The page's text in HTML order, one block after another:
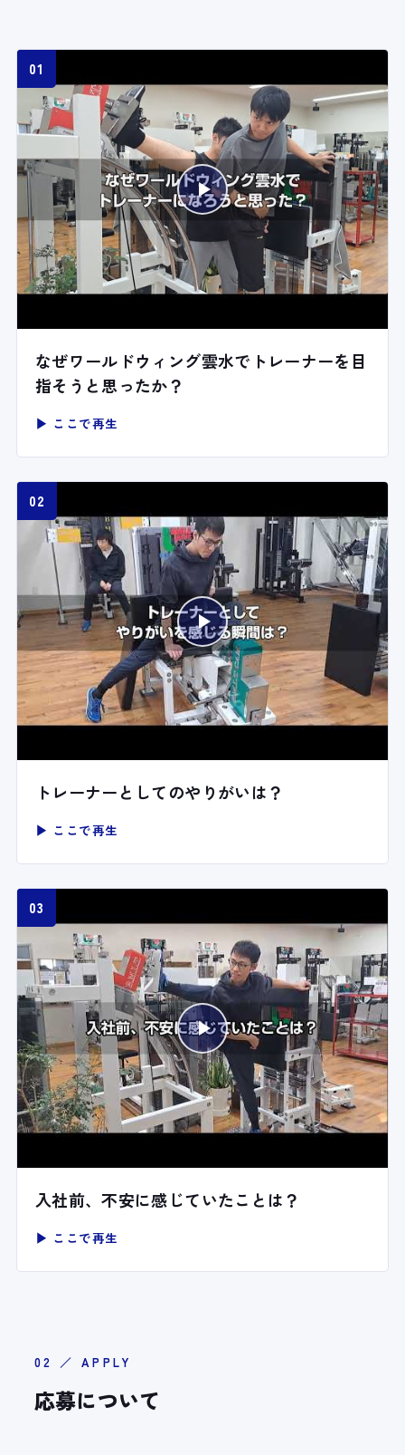
01
なぜワールドウィング雲水でトレーナーを目
指そうと思ったか？
▶ ここで再生
02
トレーナーとしてのやりがいは？
▶ ここで再生
03
入社前、不安に感じていたことは？
▶ ここで再生
02 ／ APPLY
応募について